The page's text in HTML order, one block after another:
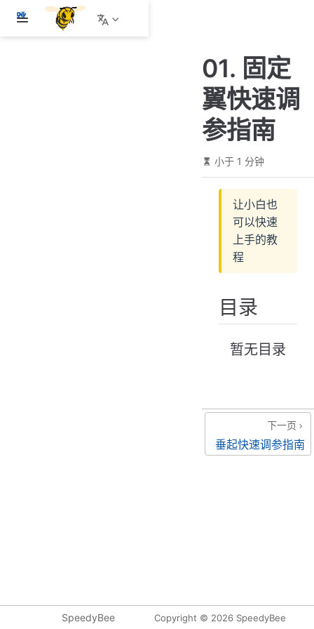
跳
01. 固定
翼快速调
参指南
小于 1 分钟
让小白也
可以快速
上手的教
程
目录
暂无目录
下一页
垂起快速调参指南
SpeedyBee Copyright © 2026 SpeedyBee